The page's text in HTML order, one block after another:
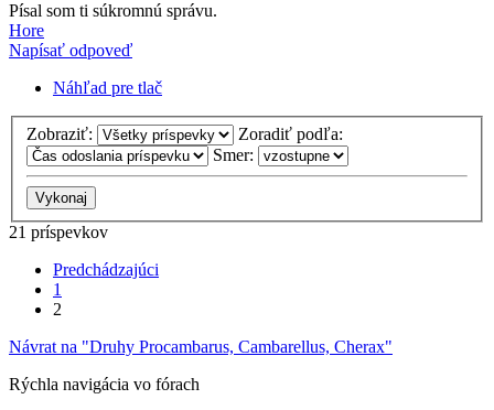
Písal som ti súkromnú správu.
Hore
Napísať odpoveď
Náhľad pre tlač
Zobraziť:
Zoradiť podľa:
Smer:
21 príspevkov
Predchádzajúci
1
2
Návrat na "Druhy Procambarus, Cambarellus, Cherax"
Rýchla navigácia vo fórach